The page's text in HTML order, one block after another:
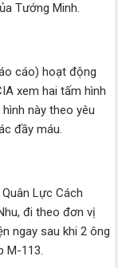
Tướng Minh.
cáo) hoạt động
xem hai tấm hình
này theo yêu
đầy máu.
Lực Cách
đi theo đơn vị
ngay sau khi 2 ông
M-113.